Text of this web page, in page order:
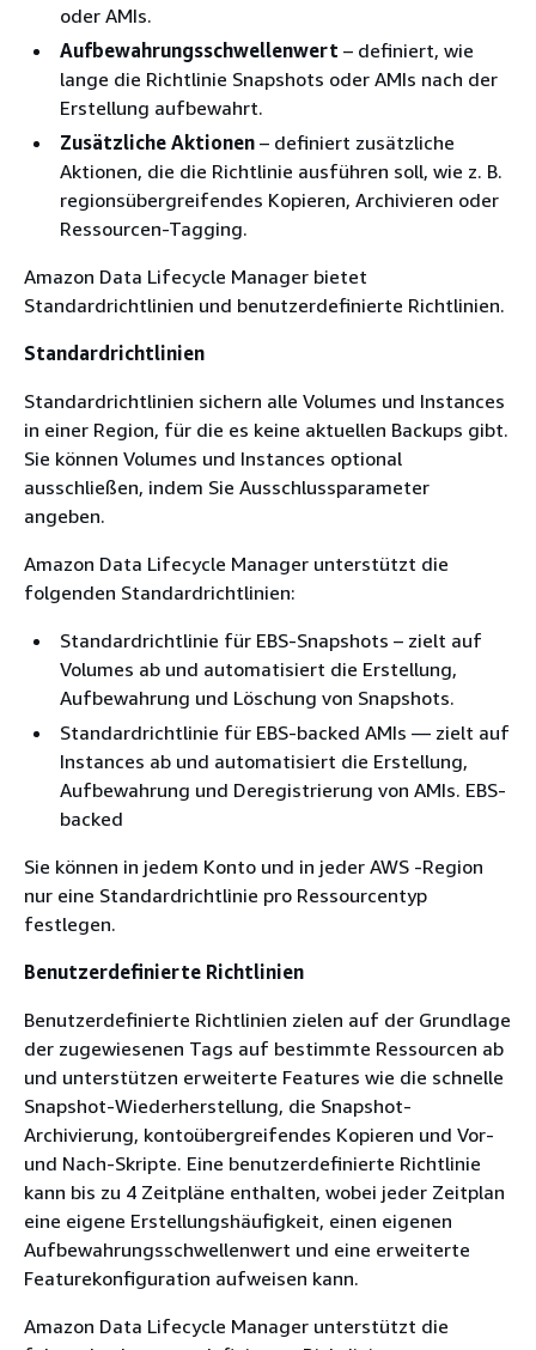
oder AMIs.
Aufbewahrungsschwellenwert – definiert, wie
lange die Richtlinie Snapshots oder AMIs nach der
Erstellung aufbewahrt.
Zusätzliche Aktionen – definiert zusätzliche
Aktionen, die die Richtlinie ausführen soll, wie z. B.
regionsübergreifendes Kopieren, Archivieren oder
Ressourcen-Tagging.
Amazon Data Lifecycle Manager bietet
Standardrichtlinien und benutzerdefinierte Richtlinien.
Standardrichtlinien
Standardrichtlinien sichern alle Volumes und Instances
in einer Region, für die es keine aktuellen Backups gibt.
Sie können Volumes und Instances optional
ausschließen, indem Sie Ausschlussparameter
angeben.
Amazon Data Lifecycle Manager unterstützt die
folgenden Standardrichtlinien:
Standardrichtlinie für EBS-Snapshots – zielt auf
Volumes ab und automatisiert die Erstellung,
Aufbewahrung und Löschung von Snapshots.
Standardrichtlinie für EBS-backed AMIs — zielt auf
Instances ab und automatisiert die Erstellung,
Aufbewahrung und Deregistrierung von AMIs. EBS-
backed
Sie können in jedem Konto und in jeder AWS -Region
nur eine Standardrichtlinie pro Ressourcentyp
festlegen.
Benutzerdefinierte Richtlinien
Benutzerdefinierte Richtlinien zielen auf der Grundlage
der zugewiesenen Tags auf bestimmte Ressourcen ab
und unterstützen erweiterte Features wie die schnelle
Snapshot-Wiederherstellung, die Snapshot-
Archivierung, kontoübergreifendes Kopieren und Vor-
und Nach-Skripte. Eine benutzerdefinierte Richtlinie
kann bis zu 4 Zeitpläne enthalten, wobei jeder Zeitplan
eine eigene Erstellungshäufigkeit, einen eigenen
Aufbewahrungsschwellenwert und eine erweiterte
Featurekonfiguration aufweisen kann.
Amazon Data Lifecycle Manager unterstützt die